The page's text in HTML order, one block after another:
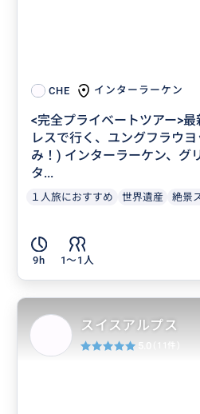
CHE インターラーケン
<完全プライベートツアー>
レスで行く、ユングフラウ
み！) インターラーケン、グ
タ...
１人旅におすすめ 世界遺産 絶景
9h 1〜1人
スイスアルプス
5.0 (11件)